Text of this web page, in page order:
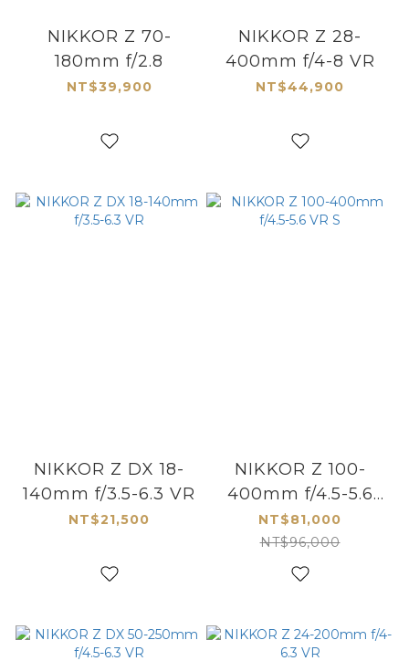
NIKKOR Z 70-
180mm f/2.8
NT$39,900
NIKKOR Z 28-
400mm f/4-8 VR
NT$44,900
NIKKOR Z DX 18-
140mm f/3.5-6.3 VR
NT$21,500
NIKKOR Z 100-
400mm f/4.5-5.6
VR S
NT$81,000
NT$96,000